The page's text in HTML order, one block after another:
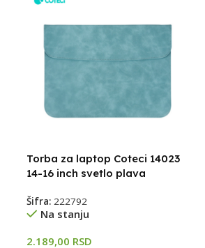
Torba za laptop Coteci 14023
14-16 inch svetlo plava
Šifra:222792
Na stanju
2.189,00 RSD